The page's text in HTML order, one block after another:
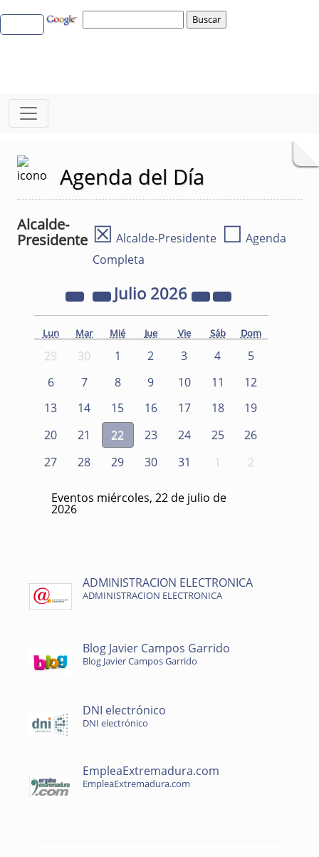
Agenda del Día
Alcalde-
Presidente ☒ Alcalde-Presidente ☐ Agenda
Completa
Julio 2026
Lun Mar Mié Jue Vie Sáb Dom
29 30 1 2 3 4
5
6
7 8 9 10 11
12
13
14 15 16 17 18
19
20
21 22 23 24 25
26
27
28 29 30 31 1 2
Eventos miércoles, 22 de julio de
2026
ADMINISTRACION ELECTRONICA
ADMINISTRACION ELECTRONICA
Blog Javier Campos Garrido
Blog Javier Campos Garrido
DNI electrónico
DNI electrónico
EmpleaExtremadura.com
EmpleaExtremadura.com